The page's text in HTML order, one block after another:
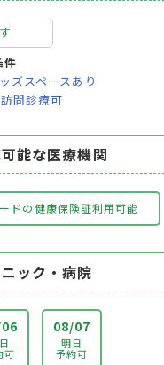
件
ズスペースあり
訪問診療可
能な医療機関
ドの健康保険証利用可能
ック・病院
可
08/07
明日
予約可